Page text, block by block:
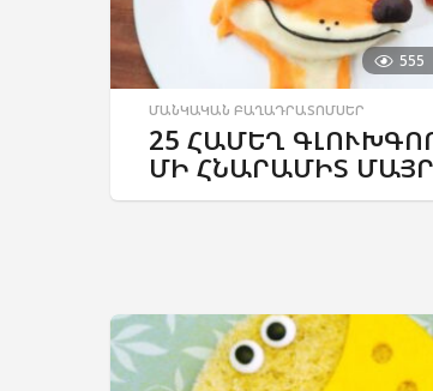
555
ՄԱՆԿԱԿԱՆ ԲԱՂԱԴՐԱՏՈՄՍԵՐ
25 ՀԱՄԵՂ
ՄԻ ՀՆԱՐԱՄԻՏ